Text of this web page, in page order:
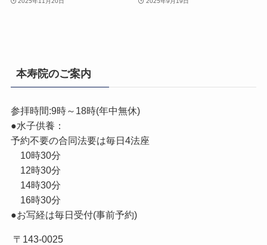
本寿院のご案内
参拝時間:9時～18時(年中無休)
●水子供養：
予約不要の合同法要は毎日4法座
10時30分
12時30分
14時30分
16時30分
●お写経は毎日受付(事前予約)
〒143-0025